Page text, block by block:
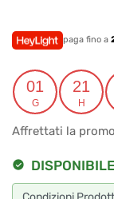
paga fino a
01
G
21
H
Affrettati la